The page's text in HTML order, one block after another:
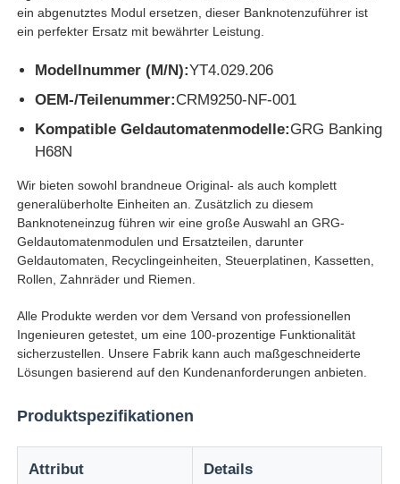
Startseite
Videos
Über uns
Fabrik Tour
Qualitätskontrolle
Kontakt
Nachrichten
ein abgenutztes Modul ersetzen, dieser Banknotenzuführer ist
ein perfekter Ersatz mit bewährter Leistung.
Modellnummer (M/N):YT4.029.206
OEM-/Teilenummer:CRM9250-NF-001
Kompatible Geldautomatenmodelle:GRG Banking
H68N
Wir bieten sowohl brandneue Original- als auch komplett
generalüberholte Einheiten an. Zusätzlich zu diesem
Banknoteneinzug führen wir eine große Auswahl an GRG-
Geldautomatenmodulen und Ersatzteilen, darunter
Geldautomaten, Recyclingeinheiten, Steuerplatinen, Kassetten,
Rollen, Zahnräder und Riemen.
Alle Produkte werden vor dem Versand von professionellen
Ingenieuren getestet, um eine 100-prozentige Funktionalität
sicherzustellen. Unsere Fabrik kann auch maßgeschneiderte
Lösungen basierend auf den Kundenanforderungen anbieten.
Produktspezifikationen
Attribut Details